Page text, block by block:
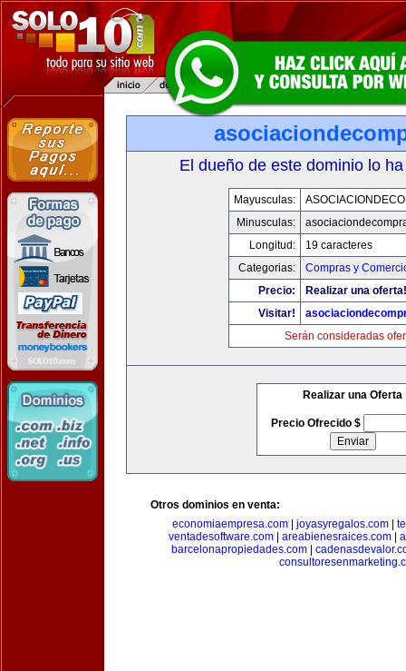
El dueño de este dominio lo
Mayusculas:
Minusculas:
Longitud:
19 caracteres
Categorias:
Compras y
Precio:
Realizar una oferta!
Visitar!
Serán consideradas
Realizar una Oferta
Precio Ofrecido $
Otros dominios en venta:
economiaempresa.com
joyasyregalos.com
ventadesoftware.com| areabienesraices.com|
barcelonapropiedades.com|